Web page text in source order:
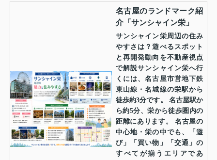
名古屋のランドマーク紹
介「サンシャイン栄」
サンシャイン栄周辺の住み
やすさは？遊べるスポット
と再開発動向を不動産視点
で解説サンシャイン栄へ行
くには、名古屋市営地下鉄
東山線・名城線の栄駅から
徒歩約3分です。 名古屋駅か
ら約5分、栄から徒歩圏内の
距離にあります。 名古屋の
中心地・栄の中でも、「遊
び」「買い物」「交通」の
すべてが揃うエリアであ